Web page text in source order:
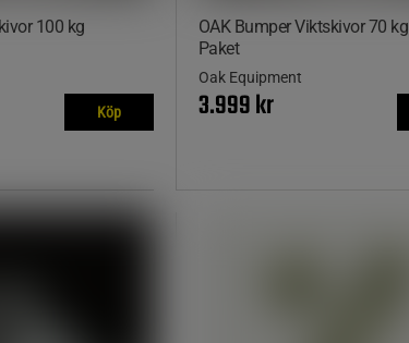
100 kg
Köp
OAK Bumper Viktskivor 70 kg
Paket
Oak Equipment
3.999 kr